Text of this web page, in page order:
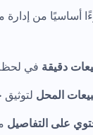
أساسيًا من إدارة
دقيقة في لحظة
المحل لتوثيق
على التفاصيل